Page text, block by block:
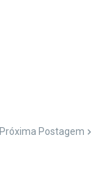
Próxima Postagem